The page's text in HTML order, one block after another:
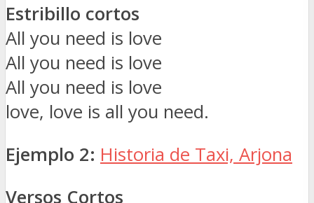
Estribillo cortos
All you need is love
All you need is love
All you need is love
love, love is all you need.
Ejemplo 2: Historia de Taxi, Arjona
Versos Cortos